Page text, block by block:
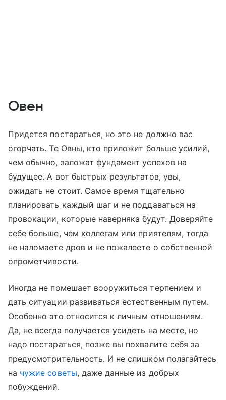
Овен
Придется постараться, но это не должно вас
огорчать. Те Овны, кто приложит больше усилий,
чем обычно, заложат фундамент успехов на
будущее. А вот быстрых результатов, увы,
ожидать не стоит. Самое время тщательно
планировать каждый шаг и не поддаваться на
провокации, которые наверняка будут. Доверяйте
себе больше, чем коллегам или приятелям, тогда
не наломаете дров и не пожалеете о собственной
опрометчивости.
Иногда не помешает вооружиться терпением и
дать ситуации развиваться естественным путем.
Особенно это относится к личным отношениям.
Да, не всегда получается усидеть на месте, но
надо постараться, позже вы похвалите себя за
предусмотрительность. И не слишком полагайтесь
на чужие советы, даже данные из добрых
побуждений.